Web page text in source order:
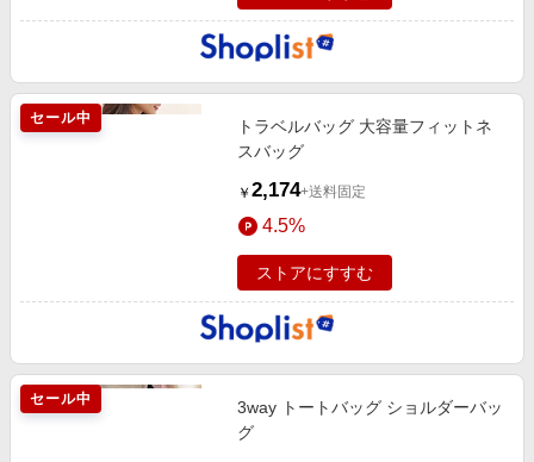
セール中
トラベルバッグ 大容量フィットネ
スバッグ
￥ 2,174+送料固定
4.5%
ストアにすすむ
セール中
3way トートバッグ ショルダーバッ
グ